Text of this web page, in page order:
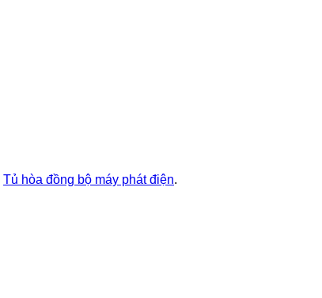
Tủ hòa đồng bộ máy phát điện.